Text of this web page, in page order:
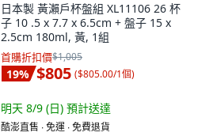
日本製 黃瀨戶杯盤組 XL11106 26 杯
子 10 .5 x 7.7 x 6.5cm + 盤子 15 x
2.5cm 180ml, 黃, 1組
首購折扣價$1,005
19% $805 ($805.00/1個)
明天 8/9 (日) 預計送達
酷澎直售 ∙ 免運 ∙ 免費退貨